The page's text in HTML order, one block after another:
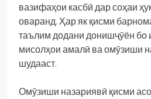
вазифаҳои касбӣ дар соҳаи
оваранд. Ҳар як қисми
таълим додани донишҷӯён бо
мисолҳои амалӣ ва омӯзиши
шудааст.
Омӯзиши назариявӣ қисми